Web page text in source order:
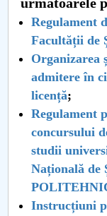
Nr. de telefon si
Admitere
Români de
Senat
Facultăți
Studenți
Regulament
Facultății de
Organizarea
admitere în
licență;
Regulament
concursului
studii
Națională de
Instrucțiuni